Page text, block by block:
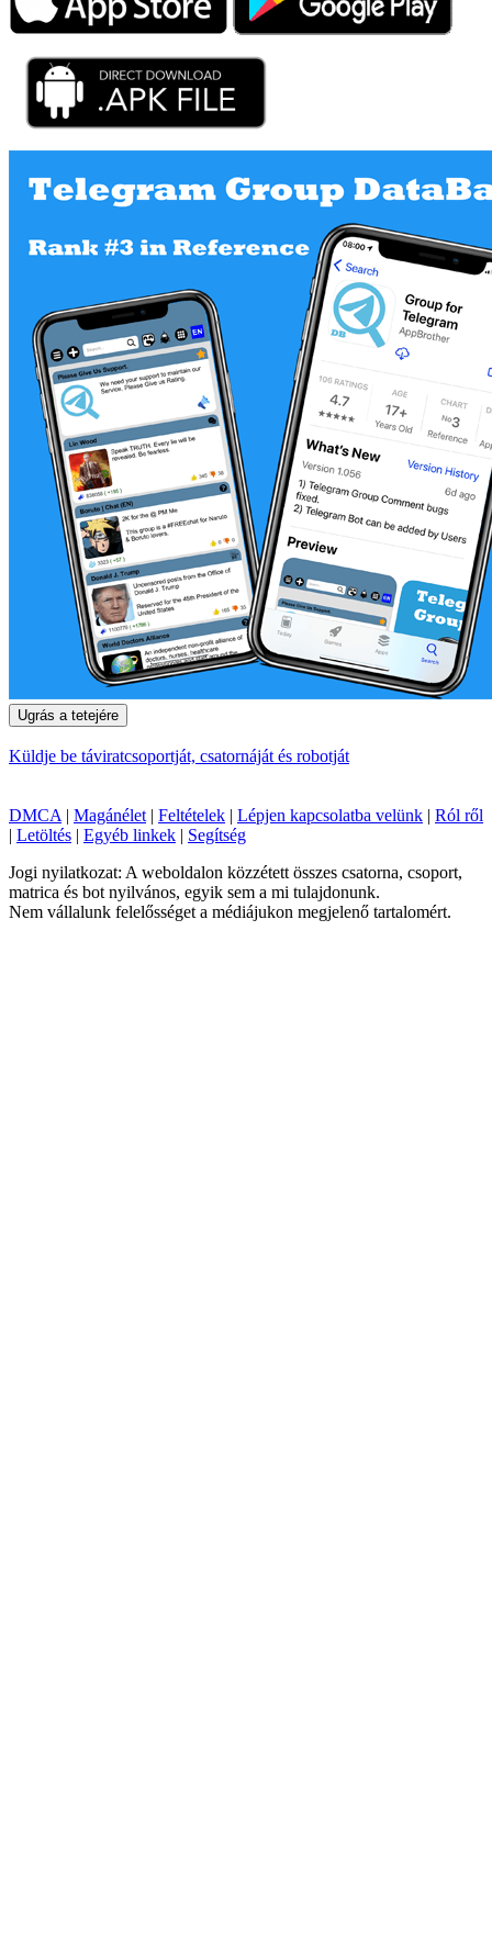
Ugrás a tetejére
Küldje be táviratcsoportját, csatornáját és robotját
DMCA | Magánélet | Feltételek | Lépjen kapcsolatba velünk | Ról ről
| Letöltés | Egyéb linkek | Segítség
Jogi nyilatkozat: A weboldalon közzétett összes csatorna, csoport,
matrica és bot nyilvános, egyik sem a mi tulajdonunk.
Nem vállalunk felelősséget a médiájukon megjelenő tartalomért.